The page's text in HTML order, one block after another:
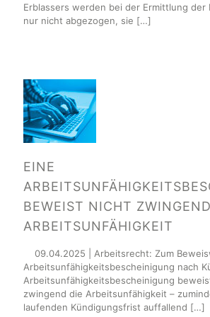
Erblassers werden bei der Ermittlung
nur nicht abgezogen, sie […]
EINE
BEWEIST NICHT
ARBEITSUNFÄHIGKEIT
09.04.2025 | Arbeitsrecht: Zum
Arbeitsunfähigkeitsbescheinigung nach
Arbeitsunfähigkeitsbescheinigung
zwingend die Arbeitsunfähigkeit –
laufenden Kündigungsfrist auffallend […]